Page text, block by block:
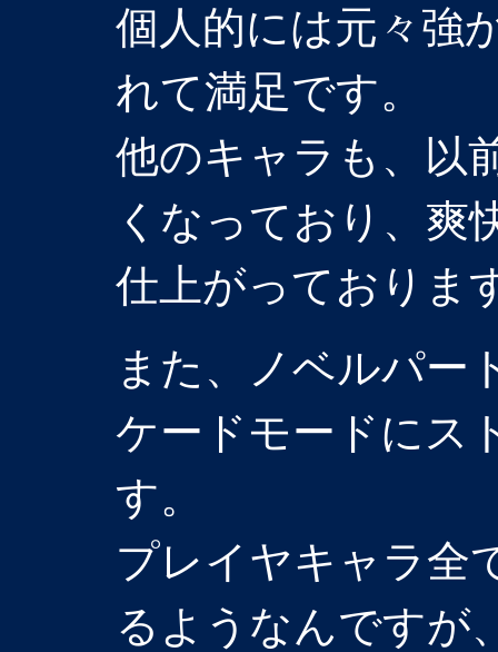
個人的には元々強
れて満足です。
他のキャラも、以
くなっており、爽
仕上がっておりま
また、ノベルパー
ケードモードにス
す。
プレイヤキャラ全
るようなんですが